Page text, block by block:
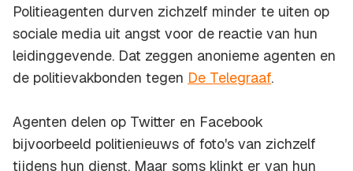
Politieagenten durven zichzelf minder te uiten op
sociale media uit angst voor de reactie van hun
leidinggevende. Dat zeggen anonieme agenten en
de politievakbonden tegen De Telegraaf.
Agenten delen op Twitter en Facebook
bijvoorbeeld politienieuws of foto's van zichzelf
tijdens hun dienst. Maar soms klinkt er van hun